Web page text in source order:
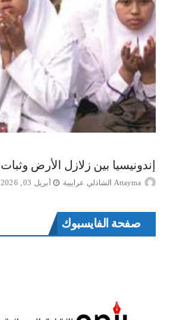
إندونيسيا بين زلازل الأرض وثبات
Attayma الشاذلي عرايبية أبريل 03, 2026
صفحة الفايسبوك